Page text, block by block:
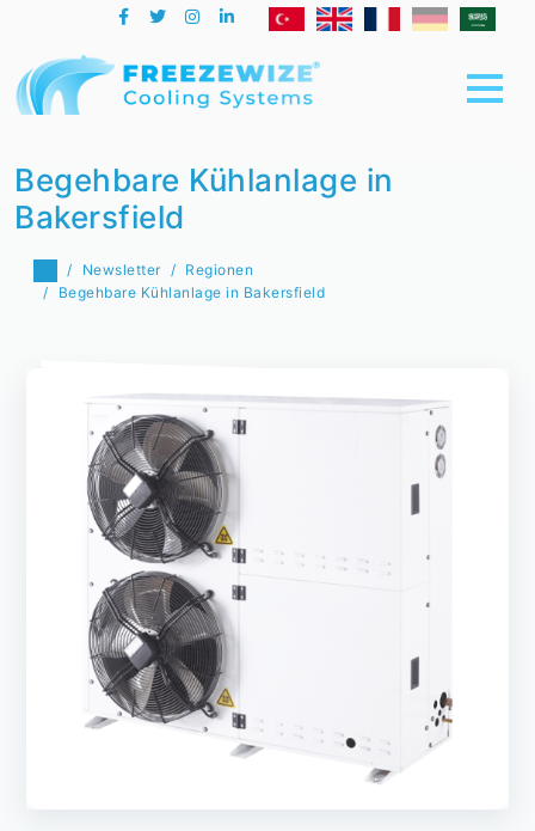
Begehbare Kühlanlage in
Bakersfield
Newsletter
Regionen
Begehbare Kühlanlage in Bakersfield